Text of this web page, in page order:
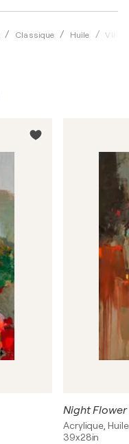
Classique Huile Viktor
Night Flower
Acrylique,
39x28in